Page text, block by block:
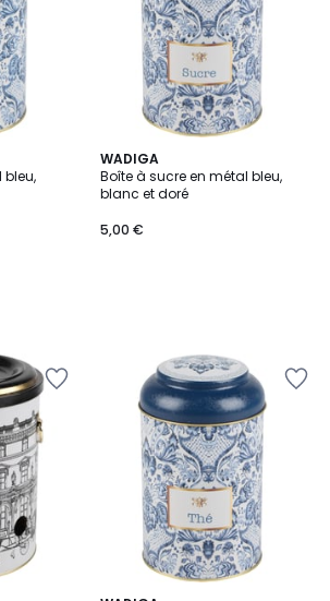
bleu,
WADIGA
Boîte à sucre en métal bleu,
blanc et doré
5,00 €